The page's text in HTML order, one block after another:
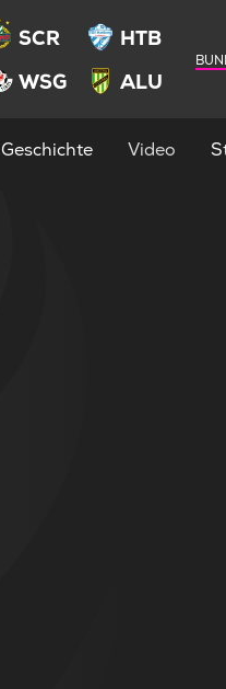
SCR
HTB
WSG ALU
Geschichte Video